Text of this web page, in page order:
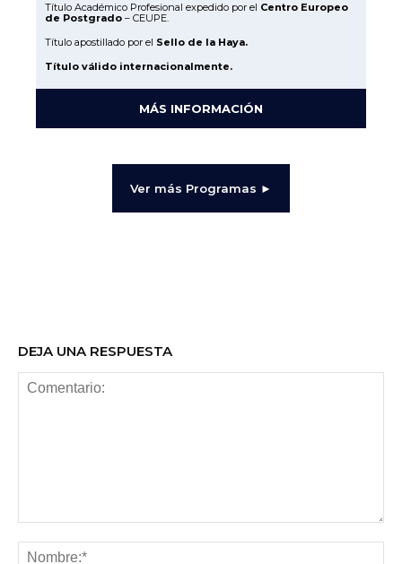
Título Académico Profesional expedido por el Centro Europeo
de Postgrado – CEUPE.
Título apostillado por el Sello de la Haya.
Título válido internacionalmente.
MÁS INFORMACIÓN
Ver más Programas ►
DEJA UNA RESPUESTA